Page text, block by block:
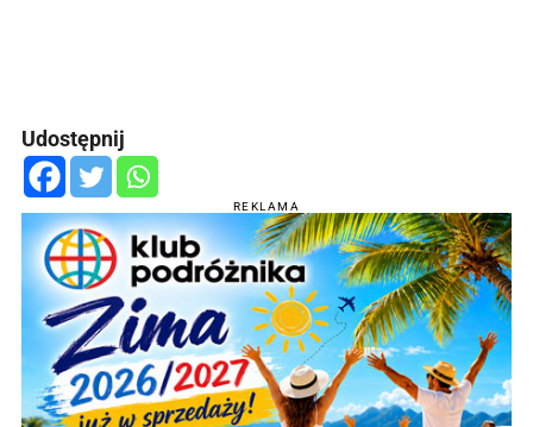
Udostępnij
REKLAMA